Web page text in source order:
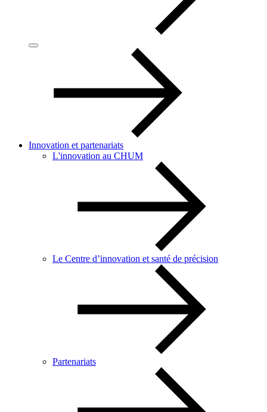
Innovation et partenariats
L'innovation au CHUM
Le Centre d’innovation et santé de précision
Partenariats